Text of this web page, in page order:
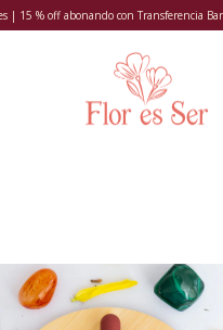
| 15 % off abonando con Transferencia